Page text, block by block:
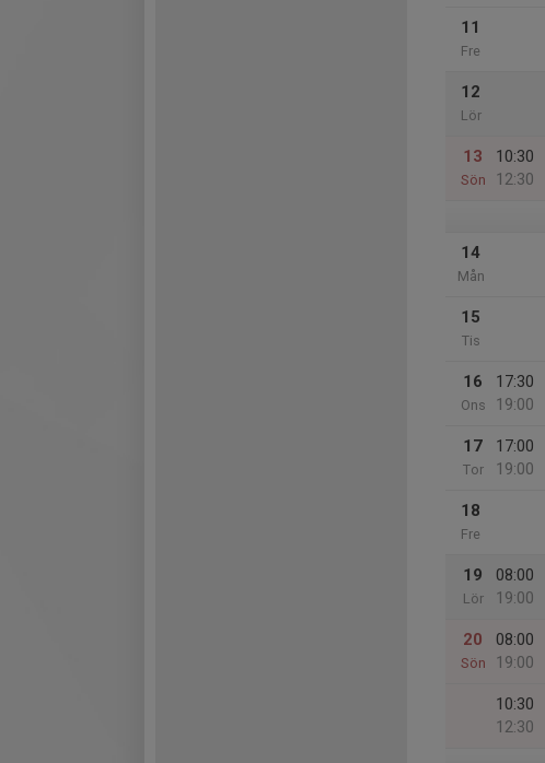
11
Fre
12
Lör
13
Sön
10:30
12:30
14
Mån
15
Tis
16
Ons
17:30
19:00
17
Tor
17:00
19:00
18
Fre
19
Lör
08:00
19:00
20
Sön
08:00
19:00
10:30
12:30